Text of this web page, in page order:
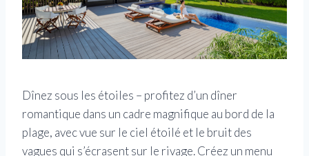
Dînez sous les étoiles – profitez d’un dîner
romantique dans un cadre magnifique au bord de la
plage, avec vue sur le ciel étoilé et le bruit des
vagues qui s’écrasent sur le rivage. Créez un menu